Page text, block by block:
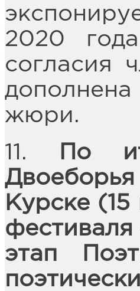
2020
согласия
жюри.
11. По
Курске
фестиваля
этап